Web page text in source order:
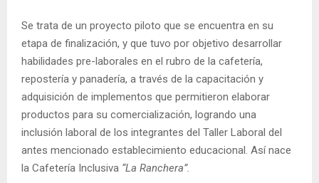
Se trata de un proyecto piloto que se encuentra en su
etapa de finalización, y que tuvo por objetivo desarrollar
habilidades pre-laborales en el rubro de la cafetería,
repostería y panadería, a través de la capacitación y
adquisición de implementos que permitieron elaborar
productos para su comercialización, logrando una
inclusión laboral de los integrantes del Taller Laboral del
antes mencionado establecimiento educacional. Así nace
la Cafetería Inclusiva “La Ranchera”.